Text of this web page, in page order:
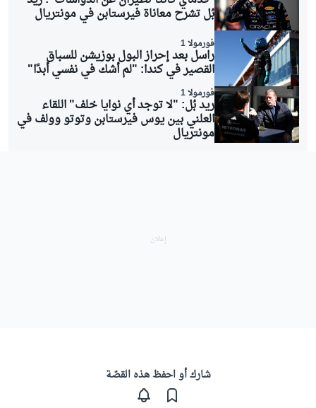
بُل تشرح معاناة فيرستابن في مونتريال
فورمولا 1
راسل بعد إحراز البول بوزيشن للسباق
القصير في كندا: "لم أشك في نفسي أبدًا"
فورمولا 1
ريد بُل: "لا توجد أي نوايا خلف" اللقاء
العلني بين يوس فيرستابن وتوتو وولف في
مونتريال
شارك أو احفظ هذه القصّة